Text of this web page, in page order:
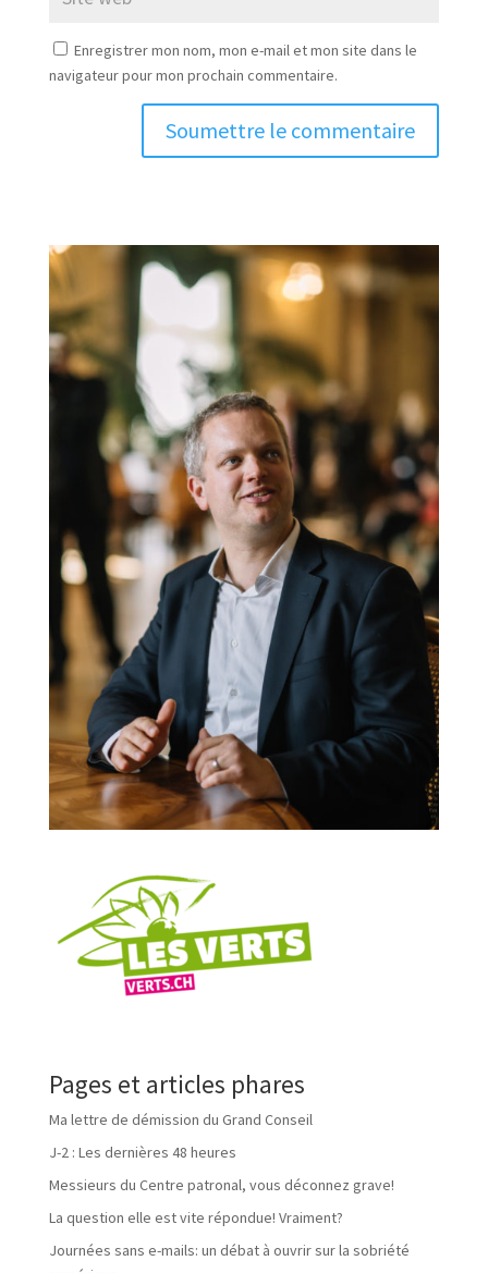
Enregistrer mon nom, mon e-mail et mon site dans le
navigateur pour mon prochain commentaire.
Soumettre le commentaire
Pages et articles phares
Ma lettre de démission du Grand Conseil
J-2 : Les dernières 48 heures
Messieurs du Centre patronal, vous déconnez grave!
La question elle est vite répondue! Vraiment?
Journées sans e-mails: un débat à ouvrir sur la sobriété